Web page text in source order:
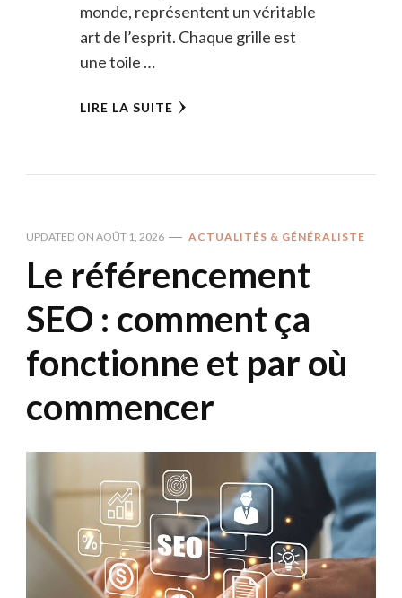
monde, représentent un véritable
art de l’esprit. Chaque grille est
une toile …
LIRE LA SUITE
UPDATED ON AOÛT 1, 2026 ACTUALITÉS & GÉNÉRALISTE
Le référencement
SEO : comment ça
fonctionne et par où
commencer